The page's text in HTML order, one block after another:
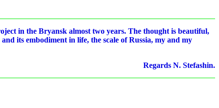
in the Bryansk almost two years. The thought is beautiful,
its embodiment in life, the scale of Russia, my and my
Regards N. Stefashin.